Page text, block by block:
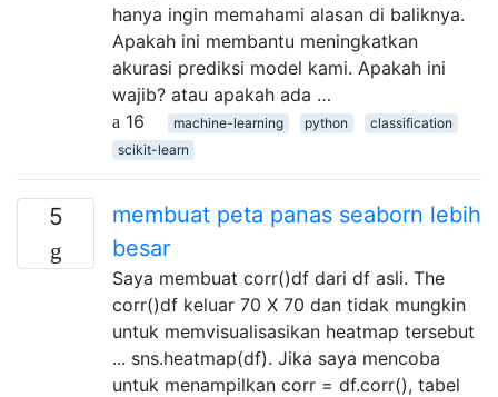
hanya ingin memahami alasan di baliknya.
Apakah ini membantu meningkatkan
akurasi prediksi model kami. Apakah ini
wajib? atau apakah ada …
16
machine-learning python
classification
scikit-learn
5
membuat peta panas seaborn lebih
besar
Saya membuat corr()df dari df asli. The
corr()df keluar 70 X 70 dan tidak mungkin
untuk memvisualisasikan heatmap tersebut
... sns.heatmap(df). Jika saya mencoba
untuk menampilkan corr = df.corr(), tabel